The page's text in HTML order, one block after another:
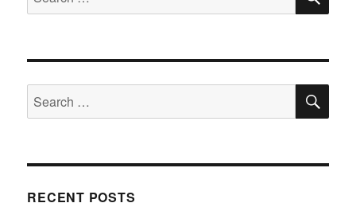
for:
Search
for:
RECENT POSTS